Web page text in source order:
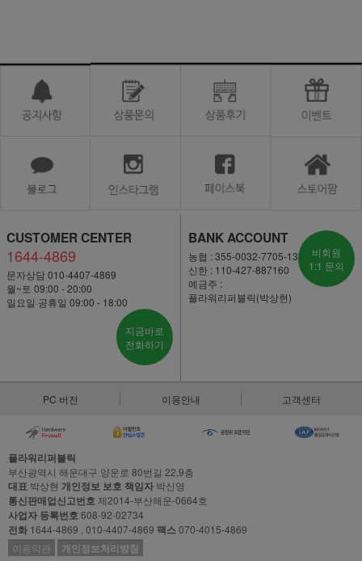
CUSTOMER CENTER
1644-4869
문자상담 010-4407-4869
월~토 09:00 - 20:00
일요일·공휴일 09:00 - 18:00
지금바로
전화하기
BANK ACCOUNT
농협 : 355-0032-7705-13
신한 : 110-427-887160
예금주 :
플라워리퍼블릭(박상현)
비회원
1:1 문의
PC 버전 이용안내 고객센터
플라워리퍼블릭
부산광역시 해운대구 양운로 80번길 22,9층
대표 박상현 개인정보 보호 책임자 박신영
통신판매업신고번호제2014-부산해운-0664호
사업자 등록번호608-92-02734
전화 1644-4869 , 010-4407-4869 팩스070-4015-4869
이용약관
개인정보처리방침